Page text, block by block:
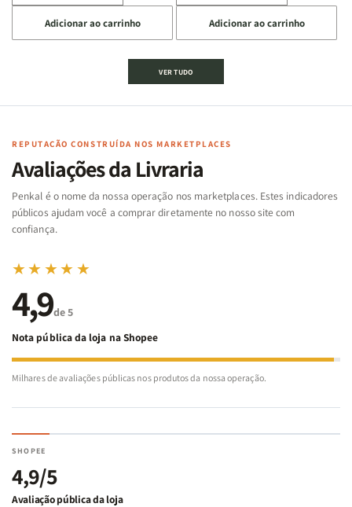
a
quantidade
de
Cartas
Famílias
Bíblia
-
Penkal
a
quantidade
de
Jogo
Cartas
Famílias
da
Bíblia
-
Penkal
Adicionar ao carrinho
a
quantidade
de
Jogo
|
de
a
quantidade
de
|
Adicionar ao carrinho
VER TUDO
REPUTAÇÃO CONSTRUÍDA NOS MARKETPLACES
Avaliações da Livraria
Penkal é o nome da nossa operação nos marketplaces. Estes indicadores
públicos ajudam você a comprar diretamente no nosso site com
confiança.
★★★★★
4,9de 5
Nota pública da loja na Shopee
Milhares de avaliações públicas nos produtos da nossa operação.
SHOPEE
4,9/5
Avaliação pública da loja